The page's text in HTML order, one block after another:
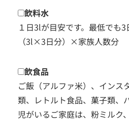
飲料水
１日3lが目安です。最低でも3
（3l×3日分）×家族人数分
飲食品
ご飯（アルファ米）、インス
類、レトルト食品、菓子類
児がいるご家庭は、粉ミルク